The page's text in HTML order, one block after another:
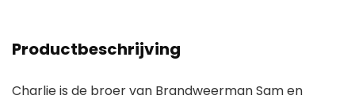
Productbeschrijving
Charlie is de broer van Brandweerman Sam en